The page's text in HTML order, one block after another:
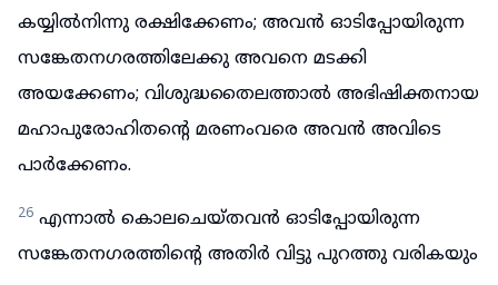
കയ്യിൽനിന്നു രക്ഷിക്കേണം; അവൻ ഓടിപ്പോയിരുന്ന
സങ്കേതനഗരത്തിലേക്കു അവനെ മടക്കി
അയക്കേണം; വിശുദ്ധതൈലത്താൽ അഭിഷിക്തനായ
മഹാപുരോഹിതന്റെ മരണംവരെ അവൻ അവിടെ
പാർക്കേണം.
26 എന്നാൽ കൊലചെയ്തവൻ ഓടിപ്പോയിരുന്ന
സങ്കേതനഗരത്തിന്റെ അതിർ വിട്ടു പുറത്തു വരികയും